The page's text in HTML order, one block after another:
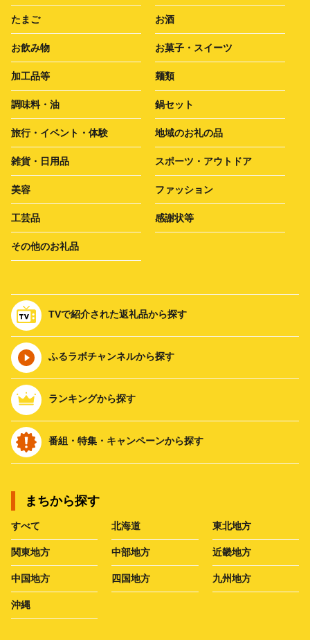
たまご お酒
お飲み物 お菓子・スイーツ
加工品等 麺類
調味料・油 鍋セット
旅行・イベント・体験 地域のお礼の品
雑貨・日用品 スポーツ・アウトドア
美容 ファッション
工芸品 感謝状等
その他のお礼品
TVで紹介された返礼品から探す
ふるラボチャンネルから探す
ランキングから探す
番組・特集・キャンペーンから探す
まちから探す
すべて 北海道 東北地方
関東地方 中部地方 近畿地方
中国地方 四国地方 九州地方
沖縄